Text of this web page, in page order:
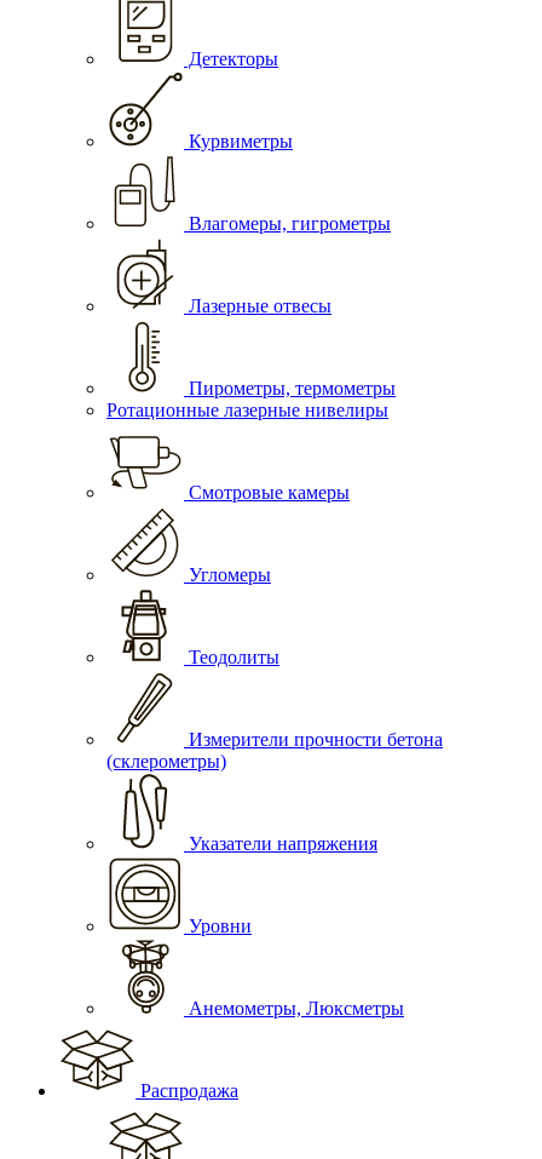
Детекторы
Курвиметры
Влагомеры, гигрометры
Лазерные отвесы
Пирометры, термометры
Ротационные лазерные нивелиры
Смотровые камеры
Угломеры
Теодолиты
Измерители прочности бетона
(склерометры)
Указатели напряжения
Уровни
Анемометры, Люксметры
Распродажа